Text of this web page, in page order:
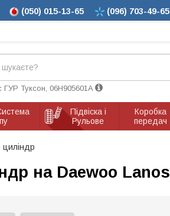
(050) 015-13-65 (096) 703-49-65
Туксон, 06H905601A
Підвіска і
Рульове
Коробка
передач
циліндр
на Daewoo Lanos